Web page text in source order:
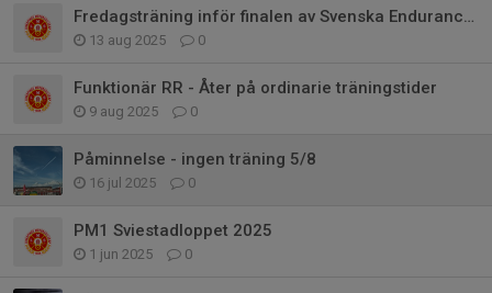
Fredagsträning inför finalen av Svenska Endurance Cupen
13 aug 2025 0
Funktionär RR - Åter på ordinarie träningstider
9 aug 2025 0
Påminnelse - ingen träning 5/8
16 jul 2025 0
PM1 Sviestadloppet 2025
1 jun 2025 0